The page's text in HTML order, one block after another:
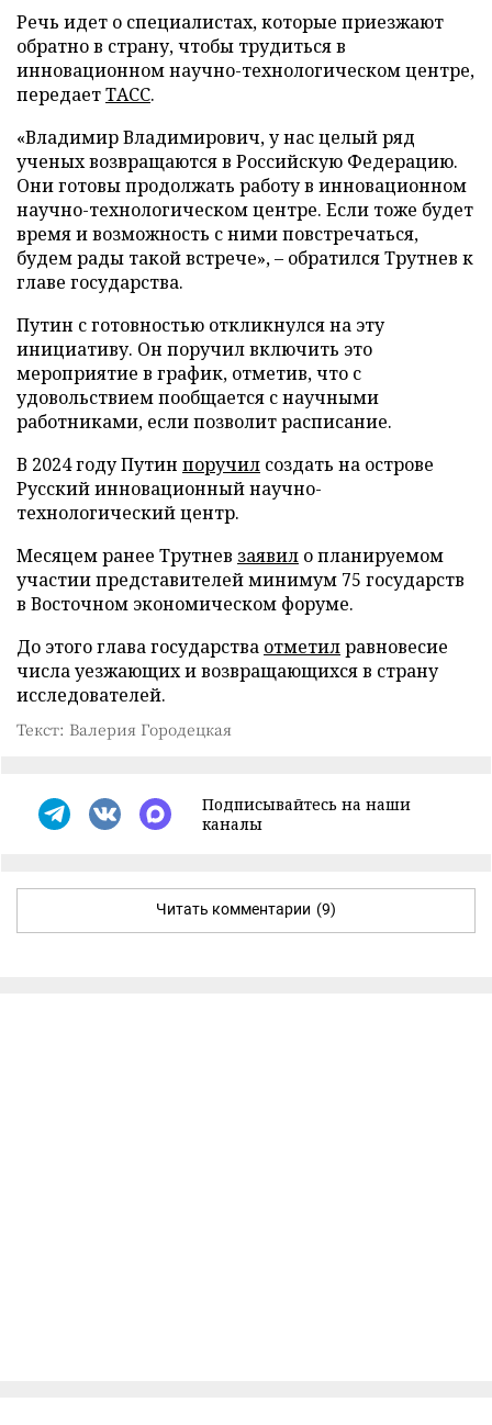
Речь идет о специалистах, которые приезжают
обратно в страну, чтобы трудиться в
инновационном научно-технологическом центре,
передаетТАСС.
«Владимир Владимирович, у нас целый ряд
ученых возвращаются в Российскую Федерацию.
Они готовы продолжать работу в инновационном
научно-технологическом центре. Если тоже будет
время и возможность с ними повстречаться,
будем рады такой встрече», – обратился Трутнев к
главе государства.
Путин с готовностью откликнулся на эту
инициативу. Он поручил включить это
мероприятие в график, отметив, что с
удовольствием пообщается с научными
работниками, если позволит расписание.
В 2024 году Путин поручил создать на острове
Русский инновационный научно-
технологический центр.
Месяцем ранее Трутнев заявил о планируемом
участии представителей минимум 75 государств
в Восточном экономическом форуме.
До этого глава государства отметилравновесие
числа уезжающих и возвращающихся в страну
исследователей.
Текст: Валерия Городецкая
Подписывайтесь на наши
каналы
Читать комментарии (9)